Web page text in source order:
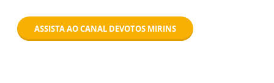
ASSISTA AO CANAL DEVOTOS MIRINS